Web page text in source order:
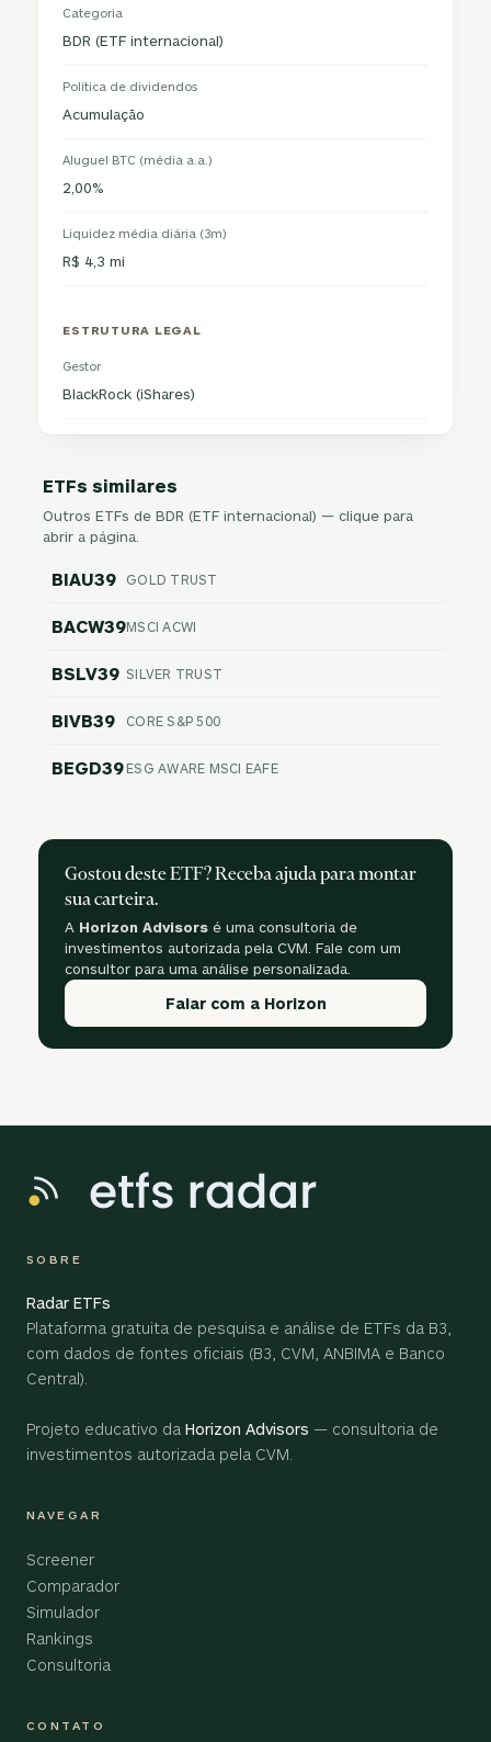
Categoria
BDR (ETF internacional)
Política de dividendos
Acumulação
Aluguel BTC (média a.a.)
2,00%
Liquidez média diária (3m)
R$ 4,3 mi
ESTRUTURA LEGAL
Gestor
BlackRock (iShares)
ETFs similares
Outros ETFs de BDR (ETF internacional) — clique para
abrir a página.
BIAU39 GOLD TRUST
BACW39MSCI ACWI
BSLV39 SILVER TRUST
BIVB39 CORE S&P 500
BEGD39 ESG AWARE MSCI EAFE
Gostou deste ETF? Receba ajuda para montar
sua carteira.
A Horizon Advisors é uma consultoria de
investimentos autorizada pela CVM. Fale com um
consultor para uma análise personalizada.
Falar com a Horizon
SOBRE
Radar ETFs
Plataforma gratuita de pesquisa e análise de ETFs da B3,
com dados de fontes oficiais (B3, CVM, ANBIMA e Banco
Central).
Projeto educativo da Horizon Advisors — consultoria de
investimentos autorizada pela CVM.
NAVEGAR
Screener
Comparador
Simulador
Rankings
Consultoria
CONTATO